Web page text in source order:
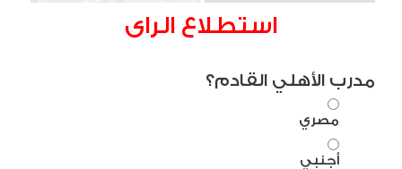
استطلاع الراى
مدرب الأهلي القادم؟
مصري
أجنبي